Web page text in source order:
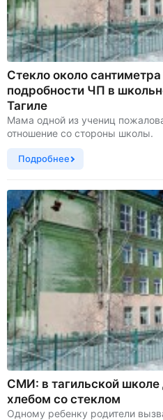
Стекло около
подробности ЧП в
Тагиле
Мама одной из учениц
отношение со стороны школы.
Подробнее
СМИ: в тагильской школе
хлебом со стеклом
Одному ребенку родители